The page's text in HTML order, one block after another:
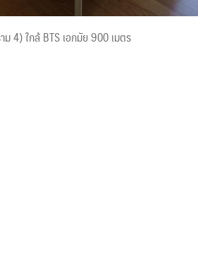
4) ใกล้ BTS เอกมัย 900 เมตร